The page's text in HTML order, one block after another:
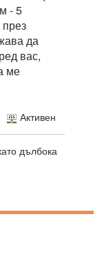
- 5
да
вас,
ме
Активен
дълбока